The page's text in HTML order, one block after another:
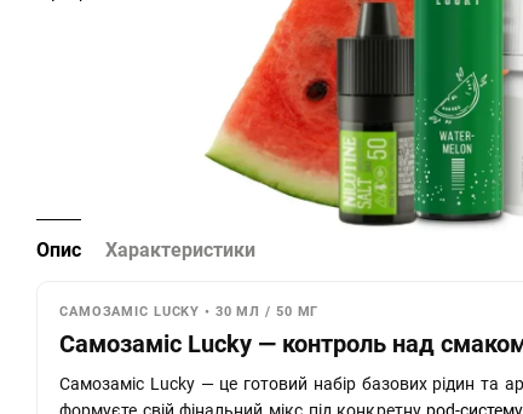
Опис Характеристики
САМОЗАМІС LUCKY • 30 МЛ / 50 МГ
Самозаміс Lucky — контроль над
Самозаміс Lucky — це готовий набір базових рідин та
формуєте свій фінальний мікс під конкретну pod-систему